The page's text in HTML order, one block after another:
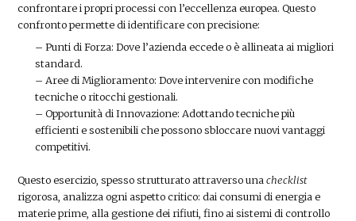
confrontare i propri processi con l’eccellenza europea. Questo
confronto permette di identificare con precisione:
– Punti di Forza: Dove l’azienda eccede o è allineata ai migliori
standard.
– Aree di Miglioramento: Dove intervenire con modifiche
tecniche o ritocchi gestionali.
– Opportunità di Innovazione: Adottando tecniche più
efficienti e sostenibili che possono sbloccare nuovi vantaggi
competitivi.
Questo esercizio, spesso strutturato attraverso unachecklist
rigorosa, analizza ogni aspetto critico: dai consumi di energia e
materie prime, alla gestione dei rifiuti, fino ai sistemi di controllo